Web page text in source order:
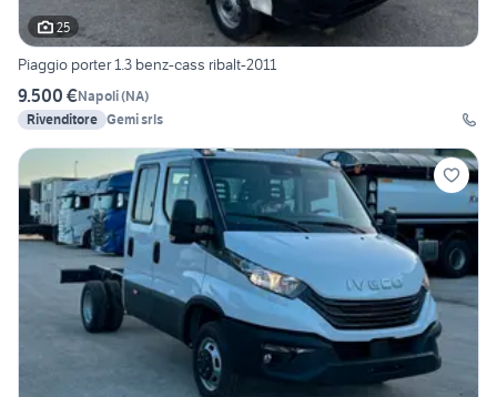
25
Piaggio porter 1.3 benz-cass ribalt-2011
9.500 €Napoli(NA)
Rivenditore Gemi srls